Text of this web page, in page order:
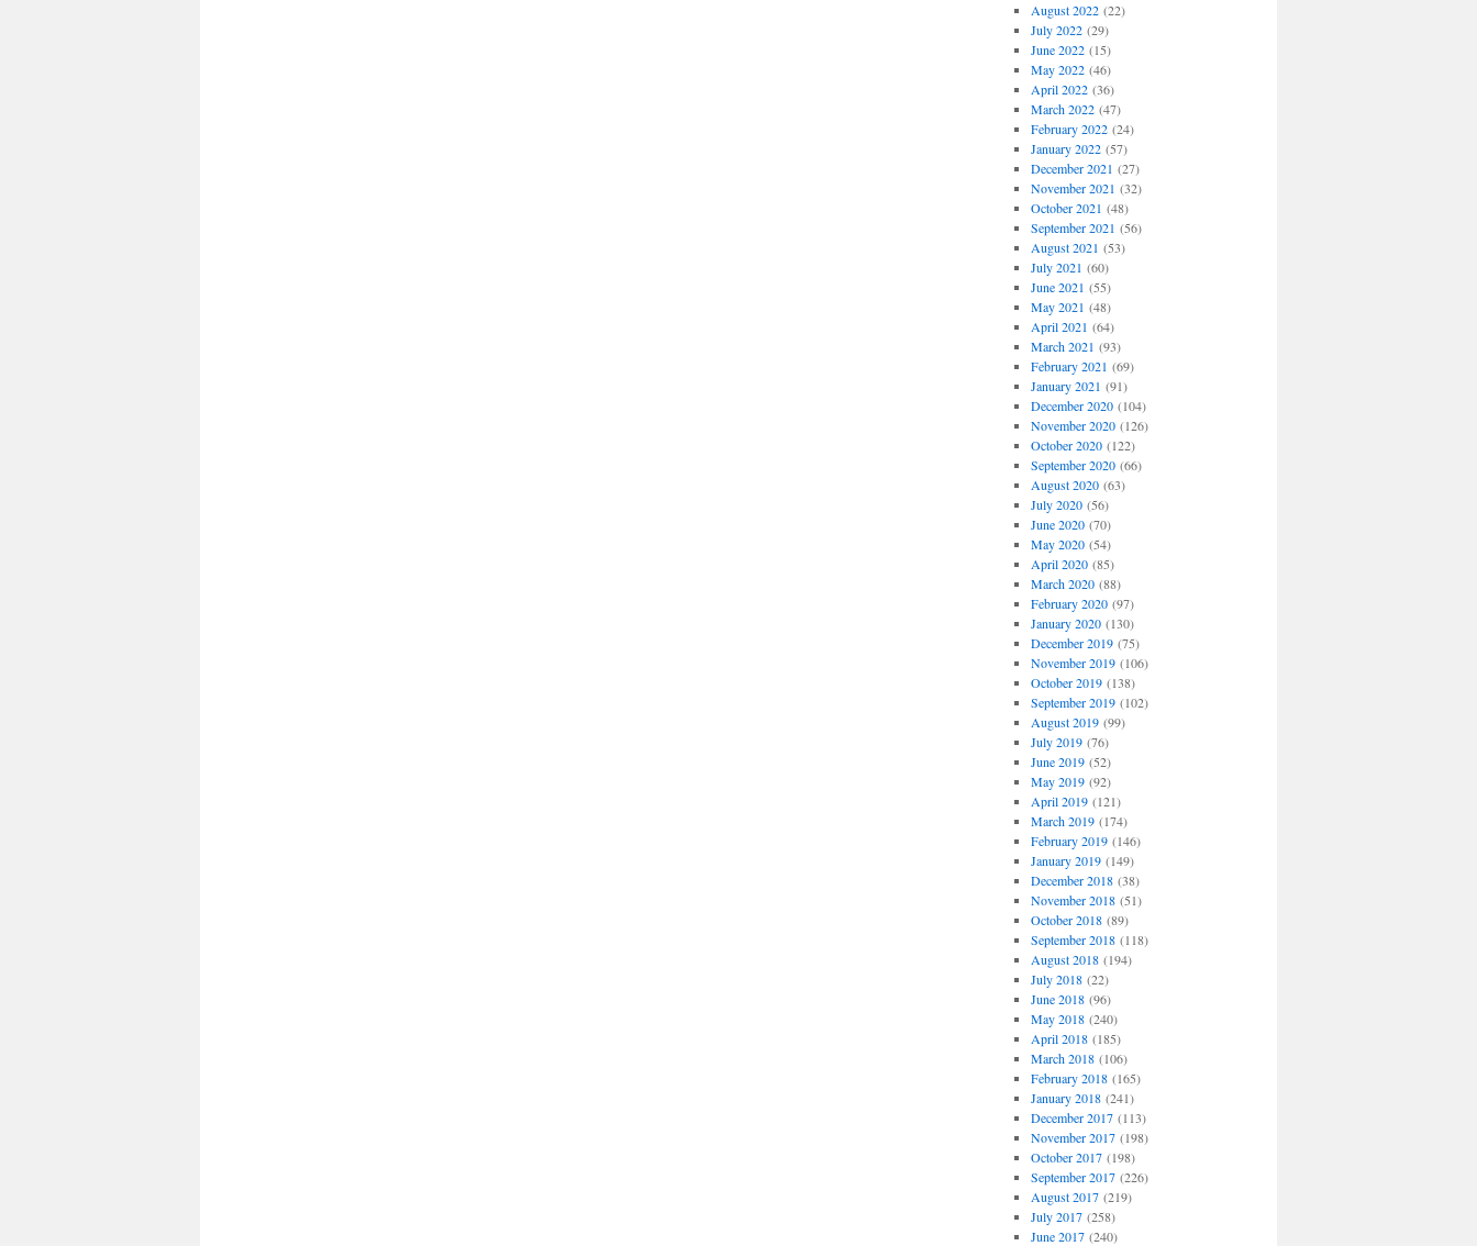
August 2022(22)
July 2022(29)
June 2022(15)
May 2022(46)
April 2022(36)
March 2022(47)
February 2022(24)
January 2022(57)
December 2021 (27)
November 2021 (32)
October 2021 (48)
September 2021 (56)
August 2021 (53)
July 2021 (60)
June 2021 (55)
May 2021 (48)
April 2021 (64)
March 2021 (93)
February 2021 (69)
January 2021 (91)
December 2020(104)
November 2020(126)
October 2020(122)
September 2020(66)
August 2020(63)
July 2020(56)
June 2020(70)
May 2020(54)
April 2020(85)
March 2020(88)
February 2020(97)
January 2020(130)
December 2019(75)
November 2019(106)
October 2019(138)
September 2019(102)
August 2019(99)
July 2019(76)
June 2019(52)
May 2019(92)
April 2019(121)
March 2019(174)
February 2019(146)
January 2019(149)
December 2018(38)
November 2018(51)
October 2018(89)
September 2018(118)
August 2018(194)
July 2018(22)
June 2018(96)
May 2018(240)
April 2018(185)
March 2018(106)
February 2018(165)
January 2018(241)
December 2017(113)
November 2017(198)
October 2017(198)
September 2017(226)
August 2017(219)
July 2017(258)
June 2017(240)